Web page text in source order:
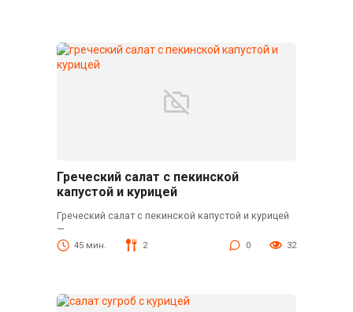
Греческий салат с пекинской
капустой и курицей
Греческий салат с пекинской капустой и курицей
—
45 мин. 2 0 32